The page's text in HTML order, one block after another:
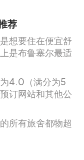
荐
想要住在便宜舒
是布鲁塞尔最适
4.0（满分为5
订网站和其他公
所有旅舍都物超